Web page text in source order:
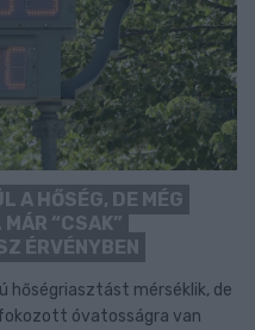
A HŐSÉG, DE MÉG
“CSAK”
ÉRVÉNYBEN
hőségriasztást mérséklik, de
óvatosságra van